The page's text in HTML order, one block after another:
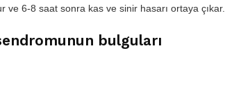
ve 6-8 saat sonra kas ve sinir hasarı ortaya çıkar.
bulguları